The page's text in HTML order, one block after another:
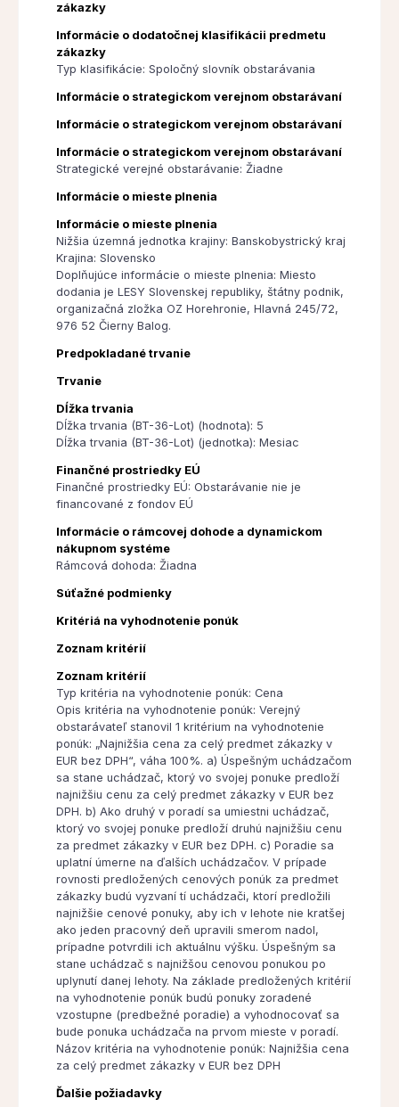
zákazky
Informácie o dodatočnej klasifikácii predmetu
zákazky
Typ klasifikácie: Spoločný slovník obstarávania
Informácie o strategickom verejnom obstarávaní
Informácie o strategickom verejnom obstarávaní
Informácie o strategickom verejnom obstarávaní
Strategické verejné obstarávanie: Žiadne
Informácie o mieste plnenia
Informácie o mieste plnenia
Nižšia územná jednotka krajiny: Banskobystrický kraj
Krajina: Slovensko
Doplňujúce informácie o mieste plnenia: Miesto
dodania je LESY Slovenskej republiky, štátny podnik,
organizačná zložka OZ Horehronie, Hlavná 245/72,
976 52 Čierny Balog.
Predpokladané trvanie
Trvanie
Dĺžka trvania
Dĺžka trvania (BT-36-Lot) (hodnota): 5
Dĺžka trvania (BT-36-Lot) (jednotka): Mesiac
Finančné prostriedky EÚ
Finančné prostriedky EÚ: Obstarávanie nie je
financované z fondov EÚ
Informácie o rámcovej dohode a dynamickom
nákupnom systéme
Rámcová dohoda: Žiadna
Súťažné podmienky
Kritériá na vyhodnotenie ponúk
Zoznam kritérií
Zoznam kritérií
Typ kritéria na vyhodnotenie ponúk: Cena
Opis kritéria na vyhodnotenie ponúk: Verejný
obstarávateľ stanovil 1 kritérium na vyhodnotenie
ponúk: „Najnižšia cena za celý predmet zákazky v
EUR bez DPH“, váha 100%. a) Úspešným uchádzačom
sa stane uchádzač, ktorý vo svojej ponuke predloží
najnižšiu cenu za celý predmet zákazky v EUR bez
DPH. b) Ako druhý v poradí sa umiestni uchádzač,
ktorý vo svojej ponuke predloží druhú najnižšiu cenu
za predmet zákazky v EUR bez DPH. c) Poradie sa
uplatní úmerne na ďalších uchádzačov. V prípade
rovnosti predložených cenových ponúk za predmet
zákazky budú vyzvaní tí uchádzači, ktorí predložili
najnižšie cenové ponuky, aby ich v lehote nie kratšej
ako jeden pracovný deň upravili smerom nadol,
prípadne potvrdili ich aktuálnu výšku. Úspešným sa
stane uchádzač s najnižšou cenovou ponukou po
uplynutí danej lehoty. Na základe predložených kritérií
na vyhodnotenie ponúk budú ponuky zoradené
vzostupne (predbežné poradie) a vyhodnocovať sa
bude ponuka uchádzača na prvom mieste v poradí.
Názov kritéria na vyhodnotenie ponúk: Najnižšia cena
za celý predmet zákazky v EUR bez DPH
Ďalšie požiadavky